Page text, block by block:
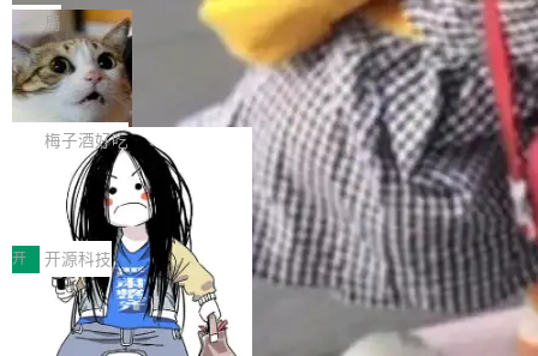
可控性和代码质量提出了更高要求。 首先是数据
安全与合规要求。对于大多数普通研发场景，公
有云模型能够满足快速试用和效率提升的需求。
但对于金融、能源、医疗等对数据安全要求较...
各业的Agent走向规模化建设，算力构成形态逐
渐丰富，用户关注的重点也在发生变化：不只是
让AI用起来，还要进一步看清混合算力时代下，
Token花在哪里、算力是否被充分利用，以及持
续增长的AI成本该如何优化。 深信服AI算力网关
正是围绕这些实际问题，从Token治理和成本治
理两个方面，让用户的每一份算力都看得清、管
得住、用得稳、省得下、更安全！ 一、从现在开
始，Token使用一目...
Bigtable 作者之一。TensorFlow 的作者之一。
Gemini 的架构师。Google 首席科学家。 Jeff D
ean 在 Google 工作了 27 年后，宣布离职。 他
不是一个人走。一同离开的还有 Sanjay Ghema
wat（Google 员工编号 23，Jeff Dean 二十多
年的编程搭档，MapReduce 和 Bigtable 的共同
作者）、Quoc Le（Google 大脑核心成员，Se
q2Seq 和 DocAI 的共同发明人）以及 Oriol Vin
yals（Gemini 联合负责人，AlphaSta...
局
🔥 SolonCode v2026.8.4 发布：界面
字体可调、22 种语言、记忆搜索增强
打开终端就能上岗的全中文编码智能体，这一轮
把「看得清、用母语、记得住」三件事一次补
齐。 SolonCode 是什么 SolonCode 是杭州无
耳科技研发的企业级终端编码智能体——一位全
中文驱动的数字员工，自主理解需求、规划步
骤、编写代码。不挑模型、不挑平台，curl 一行
装完即用。 开源地址：Gitee · GitCode · GitHu
b 安装 支持 Java 8+（8~26）、macOS / Linu
x / Windows / Harmony PC。 # macOS / Linu
梅子酒好吃
让“代码语义理解”深度释放AI Coding
价值潜能：华为云码道（CodeArts）
代码仓技术解析
一、代码仓深度理解技术的作用与价值 在软件工
程实践中，代码仓是企业核心知识资产的主要载
体。企业级代码仓库通常包含数十万乃至数百万
个文件，其规模远超单次模型调用可承载的上下
文窗口。随着项目规模的持续扩张与代码历史的
开 开源科技
一条“删库”命令跑 17 小时，算法工程
师删光 89TB 数据只为干私活
最高人民检察院8月4日公布了一起案件：北京一